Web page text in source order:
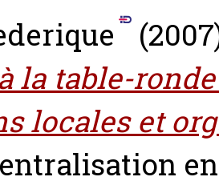
la table-
locales et